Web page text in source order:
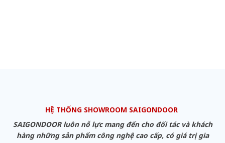
HỆ THỐNG SHOWROOM SAIGONDOOR
SAIGONDOOR luôn nỗ lực mang đến cho đối tác và khách
hàng những sản phẩm công nghệ cao cấp, có giá trị gia